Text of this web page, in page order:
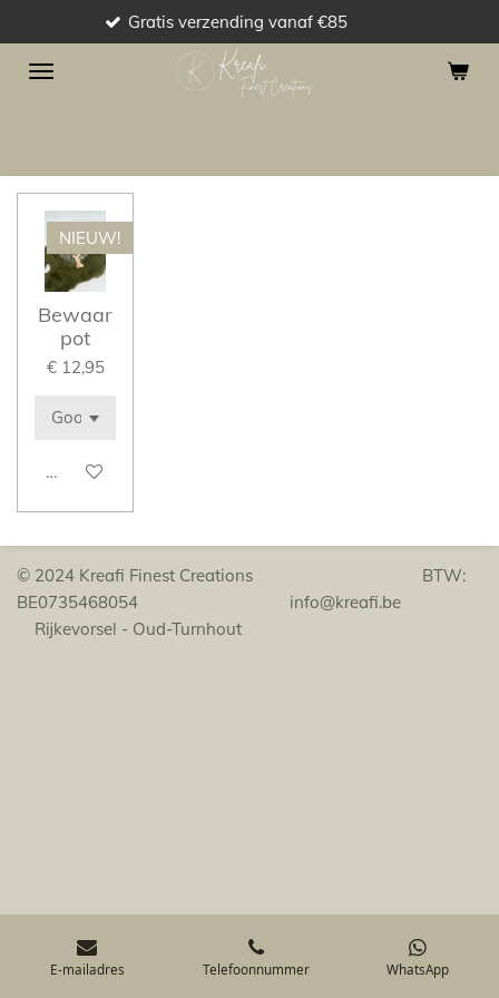
direct
naar
Gratis verzending vanaf €85
NIEUW!
Bewaar
pot
€ 12,95
Houd mij op de hoogte
© 2024 Kreafi Finest Creations BTW:
BE0735468054 info@kreafi.be
Rijkevorsel - Oud-Turnhout
E-mailadres Telefoonnummer WhatsApp